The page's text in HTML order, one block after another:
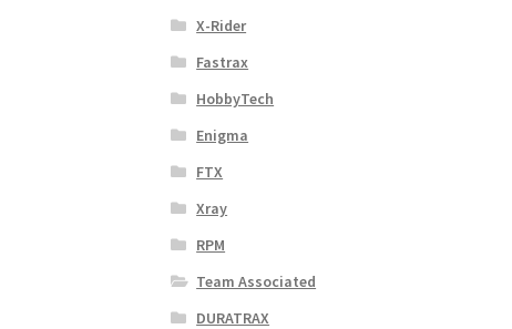
X-Rider
Fastrax
HobbyTech
Enigma
FTX
Xray
RPM
Team Associated
DURATRAX